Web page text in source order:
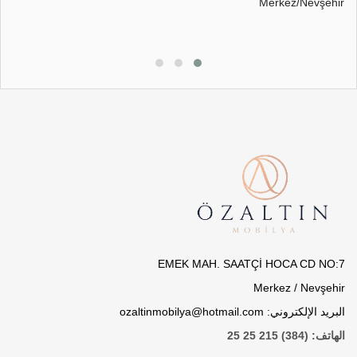
EMEK MAH. SAATÇİ HOCA CD NO:7
Merkez / Nevşehir
البريد الإلكتروني: ozaltinmobilya@hotmail.com
الهاتف: (384) 215 25 25